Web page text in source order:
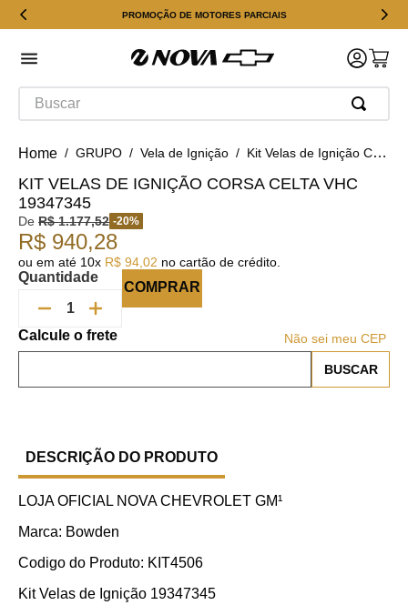
PROMOÇÃO DE MOTORES PARCIAIS
Buscar
GRUPO Vela de Ignição Kit Velas de Ignição Corsa Celta VHC 19347345
KIT VELAS DE IGNIÇÃO CORSA CELTA VHC
19347345
De R$ 1.177,52 -20%
R$ 940,28
ou em até 10x R$ 94 02 no cartão de crédito.
Quantidade
COMPRAR
Não sei meu CEP
DESCRIÇÃO DO PRODUTO
LOJA OFICIAL NOVA CHEVROLET GM¹
Marca: Bowden
Codigo do Produto: KIT4506
Kit Velas de Ignição 19347345